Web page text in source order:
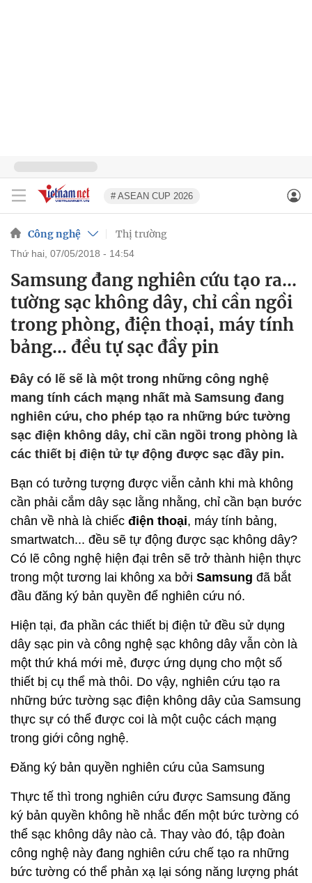
# ASEAN CUP 2026
Công nghệ Thị trường
thứ hai, 07/05/2018 - 14:54
Samsung đang nghiên cứu tạo ra...
tường sạc không dây, chỉ cần ngồi
trong phòng, điện thoại, máy tính
bảng... đều tự sạc đầy pin
Đây có lẽ sẽ là một trong những công nghệ
mang tính cách mạng nhất mà Samsung đang
nghiên cứu, cho phép tạo ra những bức tường
sạc điện không dây, chỉ cần ngồi trong phòng là
các thiết bị điện tử tự động được sạc đầy pin.
Bạn có tưởng tượng được viễn cảnh khi mà không
cần phải cắm dây sạc lằng nhằng, chỉ cần bạn bước
chân về nhà là chiếc điện thoại, máy tính bảng,
smartwatch... đều sẽ tự động được sạc không dây?
Có lẽ công nghệ hiện đại trên sẽ trở thành hiện thực
trong một tương lai không xa bởi Samsung đã bắt
đầu đăng ký bản quyền để nghiên cứu nó.
Hiện tại, đa phần các thiết bị điện tử đều sử dụng
dây sạc pin và công nghệ sạc không dây vẫn còn là
một thứ khá mới mẻ, được ứng dụng cho một số
thiết bị cụ thể mà thôi. Do vậy, nghiên cứu tạo ra
những bức tường sạc điện không dây của Samsung
thực sự có thể được coi là một cuộc cách mạng
trong giới công nghệ.
Đăng ký bản quyền nghiên cứu của Samsung
Thực tế thì trong nghiên cứu được Samsung đăng
ký bản quyền không hề nhắc đến một bức tường có
thể sạc không dây nào cả. Thay vào đó, tập đoàn
công nghệ này đang nghiên cứu chế tạo ra những
bức tường có thể phản xạ lại sóng năng lượng phát